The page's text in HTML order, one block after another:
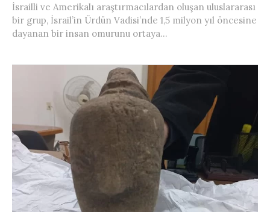
İsrailli ve Amerikalı araştırmacılardan oluşan uluslararası
bir grup, İsrail’in Ürdün Vadisi’nde 1,5 milyon yıl öncesine
dayanan bir insan omurunu ortaya...